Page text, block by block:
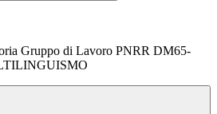
Gruppo di Lavoro PNRR DM65-